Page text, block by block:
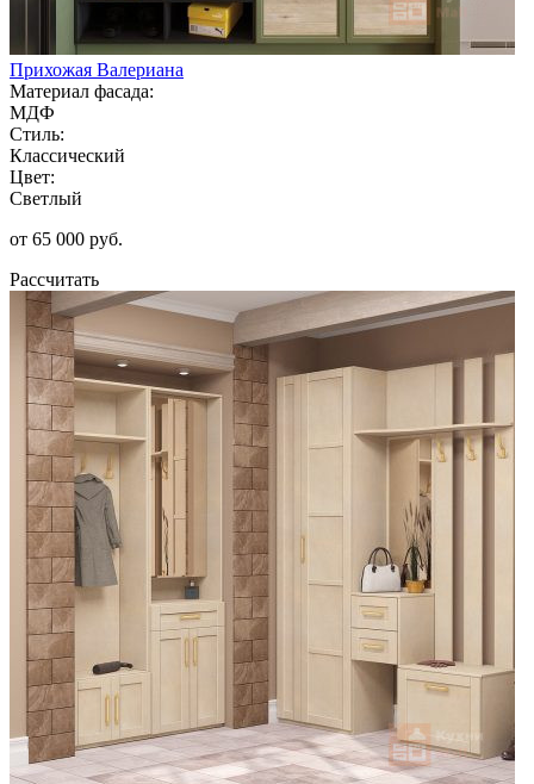
Прихожая Валериана
Материал фасада:
МДФ
Стиль:
Классический
Цвет:
Светлый
от 65 000 руб.
Рассчитать